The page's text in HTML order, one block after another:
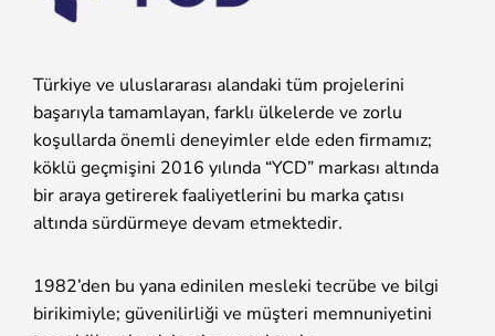
Türkiye ve uluslararası alandaki tüm projelerini
başarıyla tamamlayan, farklı ülkelerde ve zorlu
koşullarda önemli deneyimler elde eden firmamız;
köklü geçmişini 2016 yılında “YCD” markası altında
bir araya getirerek faaliyetlerini bu marka çatısı
altında sürdürmeye devam etmektedir.
1982’den bu yana edinilen mesleki tecrübe ve bilgi
birikimiyle; güvenilirliği ve müşteri memnuniyetini